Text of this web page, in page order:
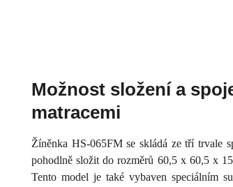
Možnost složení a
matracemi
Žíněnka HS-065FM se skládá ze tří trvale
pohodlně složit do rozměrů 60,5 x 60,5 x
Tento model je také vybaven speciálním